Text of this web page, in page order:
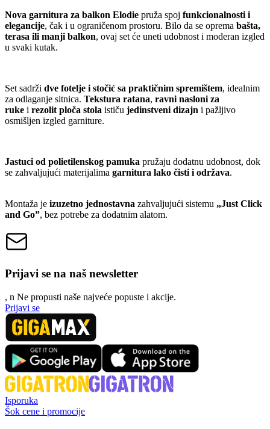
Nova garnitura za balkon Elodie pruža spoj funkcionalnosti i
elegancije, čak i u ograničenom prostoru. Bilo da se oprema bašta,
terasa ili manji balkon, ovaj set će uneti udobnost i moderan izgled
u svaki kutak.
Set sadrži dve fotelje i stočić sa praktičnim spremištem, idealnim
za odlaganje sitnica. Tekstura ratana, ravni nasloni za
ruke i rezolit ploča stola ističu jedinstveni dizajn i pažljivo
osmišljen izgled garniture.
Jastuci od polietilenskog pamuka pružaju dodatnu udobnost, dok
se zahvaljujući materijalima garnitura lako čisti i održava.
Montaža je izuzetno jednostavna zahvaljujući sistemu „Just Click
and Go”, bez potrebe za dodatnim alatom.
Prijavi se na naš newsletter
, n Ne propusti naše najveće popuste i akcije.
Prijavi se
Isporuka
Šok cene i promocije